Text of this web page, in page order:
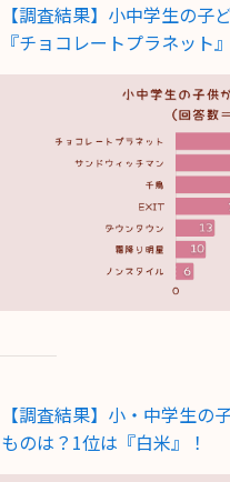
【調査結果】小中学生の子
『チョコレートプラネット
【調査結果】小・中学生の
ものは？1位は『白米』！